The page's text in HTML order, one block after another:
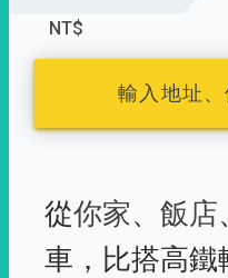
NT$
輸入地址
從你家、 飯店、
車， 比搭高